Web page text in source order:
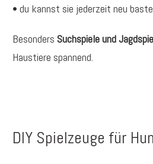
• du kannst sie jederzeit neu
Besonders Suchspiele und
Haustiere spannend.
DIY Spielzeuge für